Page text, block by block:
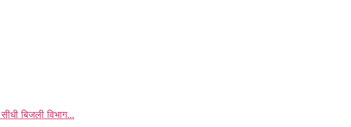
बिजली विभाग...